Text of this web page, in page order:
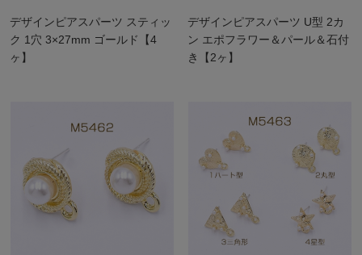
デザインピアスパーツ スティッ
ク 1穴 3×27mm ゴールド【4
ヶ】
デザインピアスパーツ U型 2カ
ン エポフラワー＆パール＆石付
き【2ヶ】